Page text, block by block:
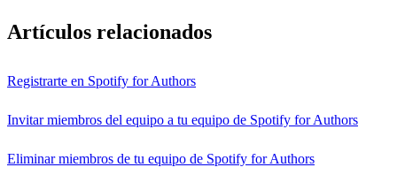
Artículos relacionados
Registrarte en Spotify for Authors
Invitar miembros del equipo a tu equipo de Spotify for Authors
Eliminar miembros de tu equipo de Spotify for Authors